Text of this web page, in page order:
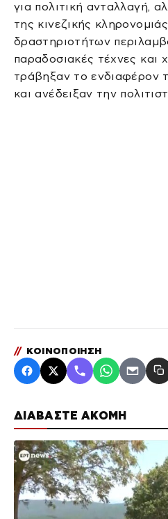
ΔΙΑΒΑΣΤΕ ΑΚΟΜΗ
για πολιτική ανταλλαγή,
της κινεζικής
δραστηριοτήτων
παραδοσιακές τέχνες και
τράβηξαν το ενδιαφέρον
και ανέδειξαν την
// ΚΟΙΝΟΠΟΙΗΣΗ